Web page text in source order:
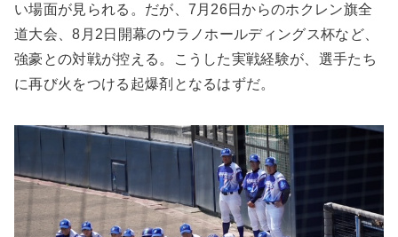
い場面が見られる。だが、7月26日からのホクレン旗全
道大会、8月2日開幕のウラノホールディングス杯など、
強豪との対戦が控える。こうした実戦経験が、選手たち
に再び火をつける起爆剤となるはずだ。